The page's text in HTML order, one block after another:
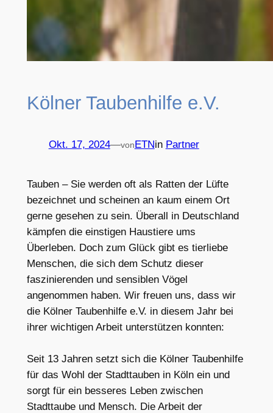
Kölner Taubenhilfe e.V.
Okt. 17, 2024—vonETNin Partner
Tauben – Sie werden oft als Ratten der Lüfte
bezeichnet und scheinen an kaum einem Ort
gerne gesehen zu sein. Überall in Deutschland
kämpfen die einstigen Haustiere ums
Überleben. Doch zum Glück gibt es tierliebe
Menschen, die sich dem Schutz dieser
faszinierenden und sensiblen Vögel
angenommen haben. Wir freuen uns, dass wir
die Kölner Taubenhilfe e.V. in diesem Jahr bei
ihrer wichtigen Arbeit unterstützen konnten:
Seit 13 Jahren setzt sich die Kölner Taubenhilfe
für das Wohl der Stadttauben in Köln ein und
sorgt für ein besseres Leben zwischen
Stadttaube und Mensch. Die Arbeit der